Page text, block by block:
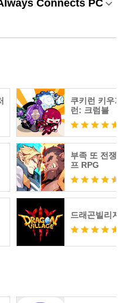
Connects PC
쿠키런 키우기
런: 크럼블
부족 또 전쟁 :
프 RPG
드래곤빌리지3